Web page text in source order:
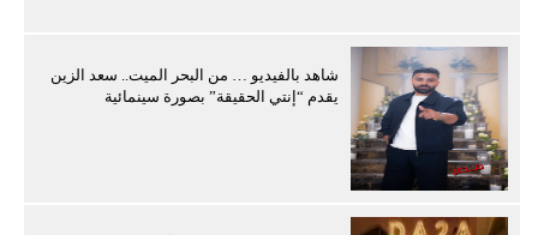
شاهد بالفيديو … من البحر الميت.. سعد الزين
يقدم “إنتي الحقيقة” بصورة سينمائية